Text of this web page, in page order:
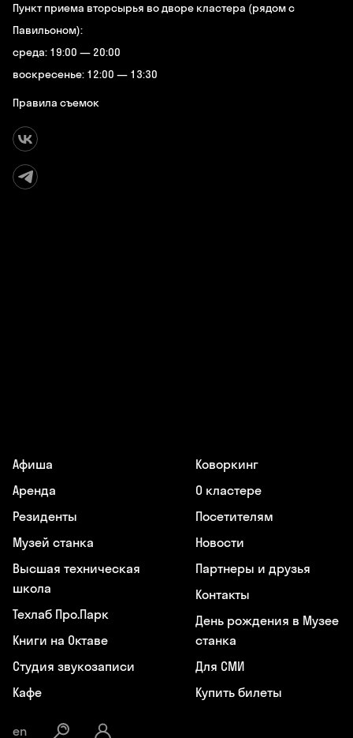
Пункт приема вторсырья во дворе кластера (рядом с
Павильоном):
среда: 19:00 — 20:00
воскресенье: 12:00 — 13:30
Правила съемок
Афиша
Аренда
Резиденты
Музей станка
Высшая техническая
школа
Техлаб Про.Парк
Книги на Октаве
Студия звукозаписи
Кафе
Коворкинг
О кластере
Посетителям
Новости
Партнеры и друзья
Контакты
День рождения в Музее
станка
Для СМИ
Купить билеты
en